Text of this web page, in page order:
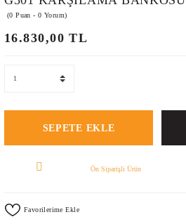
(0 Puan - 0 Yorum)
16.830,00 TL
SEPETE EKLE
Ön Siparişli Ürün